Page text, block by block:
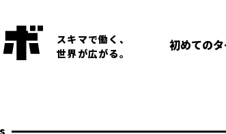
スキマで働く、
世界が広がる。
初めての